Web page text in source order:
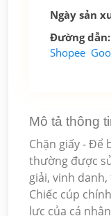
Ngày sản
Đường dẫn:
Shopee
Mô tả thông
Chặn giấy - Để
thường được
giải, vinh
Chiếc cúp
lực của cá